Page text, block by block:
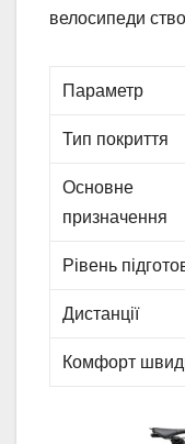
велосипеди
Параметр
Тип покриття
Основне
призначення
Рівень
Дистанції
Комфорт